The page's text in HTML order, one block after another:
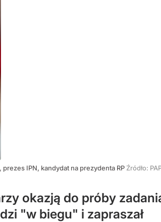
prezes IPN, kandydat na prezydenta RP Źródło:
okazją do próby
"w biegu" i zapraszał